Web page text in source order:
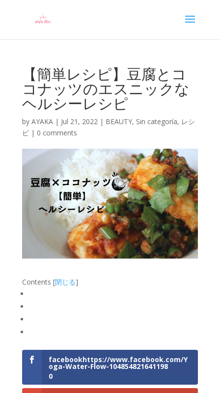
【簡単レシピ】豆腐とコ
コナッツのエスニックな
ヘルシーレシピ
by AYAKA| Jul 21, 2022| BEAUTY, Sin categoría, レシ
ピ| 0 comments
Contents [閉じる]
facebookhttps://www.facebook.com/Y
oga-Water-Flow-104854821641198
0